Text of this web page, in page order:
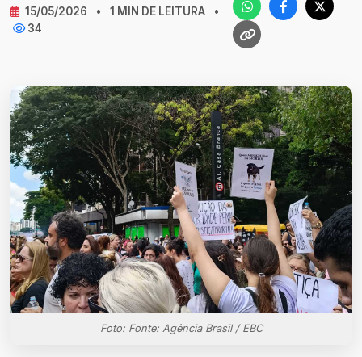
15/05/2026 • 1 MIN DE LEITURA
•
34
Foto: Fonte: Agência Brasil / EBC